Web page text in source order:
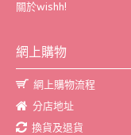
關於wishh!
網上購物
網上購物流程
分店地址
換貨及退貨